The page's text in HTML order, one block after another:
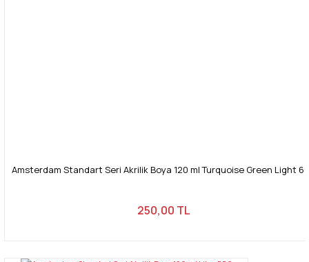
Amsterdam Standart Seri Akrilik Boya 120 ml Turquoise Green Light
250,00 TL